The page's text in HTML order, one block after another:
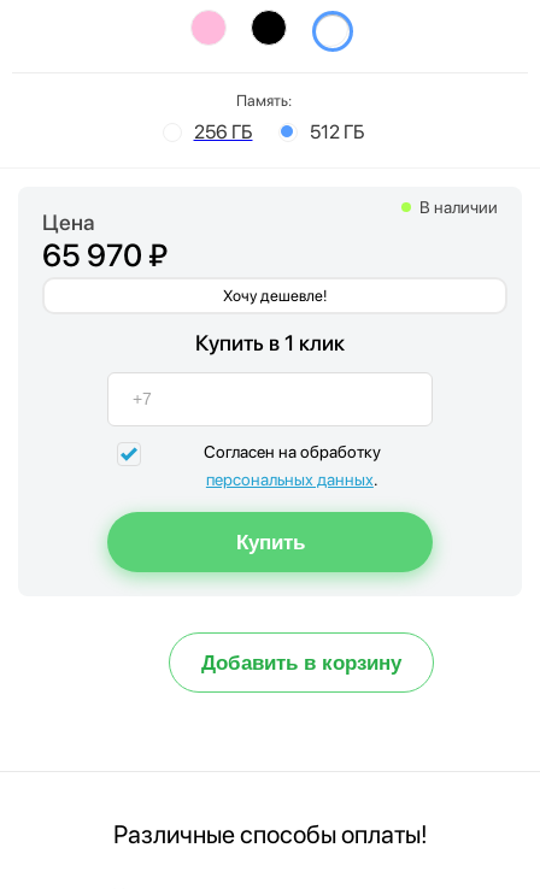
Память:
256 ГБ 512 ГБ
Цена
65 970 ₽
Хочу дешевле!
В наличии
Купить в 1 клик
Согласен на обработку
персональных данных.
Добавить в корзину
Различные способы оплаты!